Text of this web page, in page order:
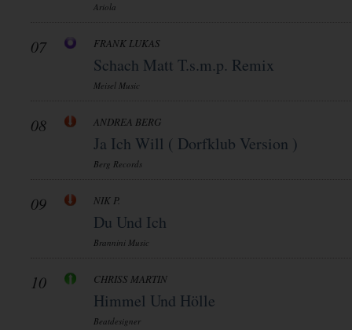
Ariola
07 FRANK LUKAS
Schach Matt T.s.m.p. Remix
Meisel Music
08 ANDREA BERG
Ja Ich Will ( Dorfklub Version )
Berg Records
09 NIK P.
Du Und Ich
Brannini Music
10 CHRISS MARTIN
Himmel Und Hölle
Beatdesigner